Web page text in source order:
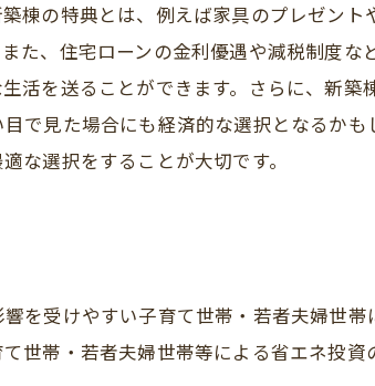
棟の特典とは、例えば家具のプレゼン
た、住宅ローンの金利優遇や減税制度な
活を送ることができます。さらに、新
で見た場合にも経済的な選択となるか
な選択をすることが大切です。
を受けやすい子育て世帯・若者夫婦世
世帯・若者夫婦世帯等による省エネ投